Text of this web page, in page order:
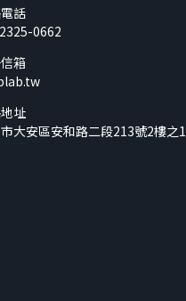
話
0662
箱
址
大安區安和路二段213號2樓之1